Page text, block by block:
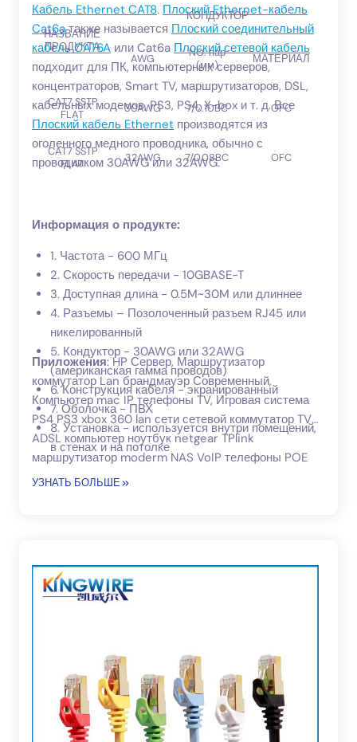
Кабель Ethernet CAT8. Плоский Ethernet-кабель
Cat6aтакже называется Плоский соединительный
кабель CAT6A или Cat6a Плоский сетевой кабель
подходит для ПК, компьютерных серверов,
концентраторов, Smart TV, маршрутизаторов, DSL,
кабельных модемов, PS3, PS4, X-box и т. д. Все
Плоский кабель Ethernet производятся из
оголенного медного проводника, обычно с
проводником 30AWG или 32AWG.
НАЗВАНИЕ
ПРОДУКТА
КОНДУКТОР
AWG
NO. пар
(мм)
МАТЕРИАЛ
CAT7 SSTP
FLAT
30AWG 7/0.10BC OFC
CAT7 SSTP
FLAT
32AWG 7/0.08BC OFC
Информация о продукте:
1. Частота - 600 МГц
2. Скорость передачи - 10GBASE-T
3. Доступная длина - 0.5M~30M или длиннее
4. Разъемы – Позолоченный разъем RJ45 или
никелированный
5. Кондуктор - 30AWG или 32AWG
(американская гамма проводов)
6. Конструкция кабеля - экранированный
7. Оболочка - ПВХ
8. Установка - используется внутри помещений,
в стенах и на потолке
Приложения: HP Сервер, Маршрутизатор
коммутатор Lan брандмауэр Современный,
Компьютер mac IP телефоны TV, Игровая система
PS4 PS3 xbox 360 lan сети сетевой коммутатор TV
ADSL компьютер ноутбук netgear TPlink
маршрутизатор moderm NAS VoIP телефоны POE
сервер медиаплееры, PS3 PS4 Xbox360 игровая
УЗНАТЬ БОЛЬШЕ